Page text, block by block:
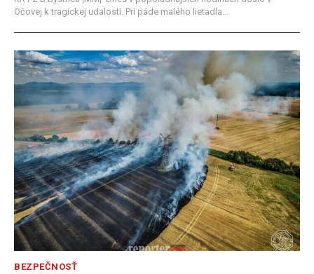
Očovej k tragickej udalosti. Pri páde malého lietadla...
BEZPEČNOSŤ